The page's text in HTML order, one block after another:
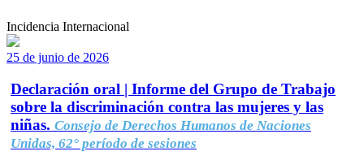
Incidencia Internacional
25 de junio de 2026
Declaración oral | Informe del Grupo de Trabajo
sobre la discriminación contra las mujeres y las
niñas. Consejo de Derechos Humanos de Naciones
Unidas, 62° período de sesiones